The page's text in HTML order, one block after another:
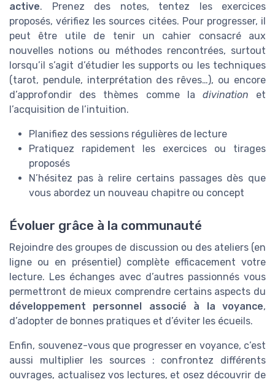
active. Prenez des notes, tentez les exercices
proposés, vérifiez les sources citées. Pour progresser, il
peut être utile de tenir un cahier consacré aux
nouvelles notions ou méthodes rencontrées, surtout
lorsqu’il s’agit d’étudier les supports ou les techniques
(tarot, pendule, interprétation des rêves…), ou encore
d’approfondir des thèmes comme la divination et
l’acquisition de l’intuition.
Planifiez des sessions régulières de lecture
Pratiquez rapidement les exercices ou tirages
proposés
N’hésitez pas à relire certains passages dès que
vous abordez un nouveau chapitre ou concept
Évoluer grâce à la communauté
Rejoindre des groupes de discussion ou des ateliers (en
ligne ou en présentiel) complète efficacement votre
lecture. Les échanges avec d’autres passionnés vous
permettront de mieux comprendre certains aspects du
développement personnel associé à la voyance,
d’adopter de bonnes pratiques et d’éviter les écueils.
Enfin, souvenez-vous que progresser en voyance, c’est
aussi multiplier les sources : confrontez différents
ouvrages, actualisez vos lectures, et osez découvrir de